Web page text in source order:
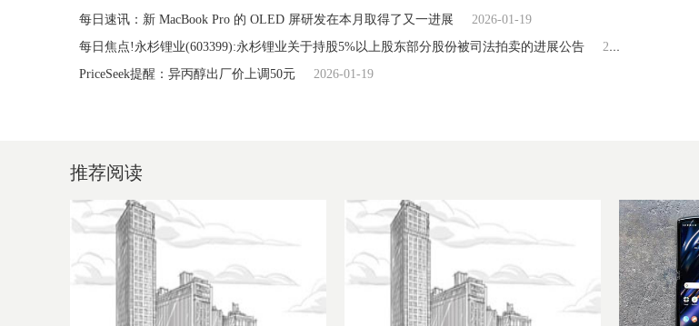
每日速讯：新 MacBook Pro 的 OLED 屏研发在本月取得了又一进展
2026-01-19
每日焦点!永杉锂业(603399):永杉锂业关于持股5%以上股东部分股份被司法拍卖的进展公告
2026-01-19
PriceSeek提醒：异丙醇出厂价上调50元
2026-01-19
推荐阅读